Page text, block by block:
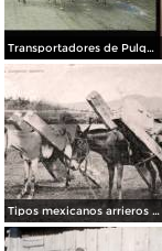
Transportadores de Pulque por La Calzada de Tlalpan ( Fechada en 1922 ).
Tipos mexicanos arrieros cargando madera.